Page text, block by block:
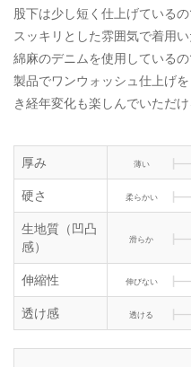
股下は少し短く仕上げている
スッキリとした雰囲気で着用い
綿麻のデニムを使用しているの
製品でワンウォッシュ仕上げ
き経年変化も楽しんでいただけ
厚み 薄い
硬さ 柔らかい
生地質（凹凸
感）
滑らか
伸縮性 伸びない
透け感 透ける